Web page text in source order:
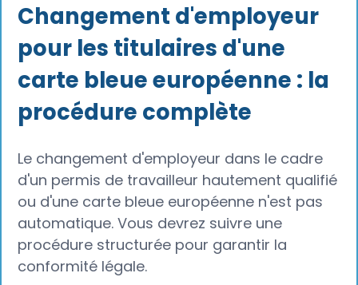
Changement d'employeur
pour les titulaires d'une
carte bleue européenne : la
procédure complète
Le changement d'employeur dans le cadre
d'un permis de travailleur hautement qualifié
ou d'une carte bleue européenne n'est pas
automatique. Vous devrez suivre une
procédure structurée pour garantir la
conformité légale.